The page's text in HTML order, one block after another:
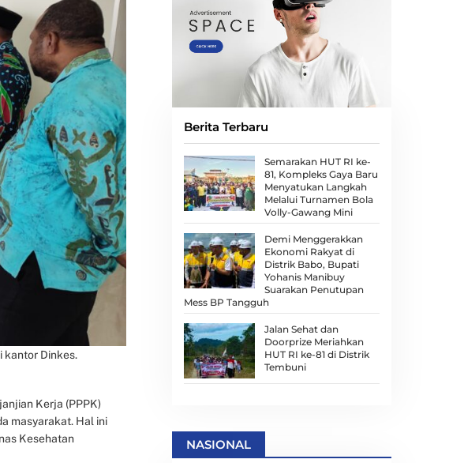
kantor Dinkes.
Kerja (PPPK)
masyarakat. Hal ini
Kesehatan
Berita Terbaru
Semarakan HUT RI ke-
81, Kompleks Gaya Baru
Menyatukan Langkah
Melalui Turnamen Bola
Volly-Gawang Mini
Demi Menggerakkan
Ekonomi Rakyat di
Distrik Babo, Bupati
Yohanis Manibuy
Suarakan Penutupan
Mess BP Tangguh
Jalan Sehat dan
Doorprize Meriahkan
HUT RI ke-81 di Distrik
Tembuni
NASIONAL